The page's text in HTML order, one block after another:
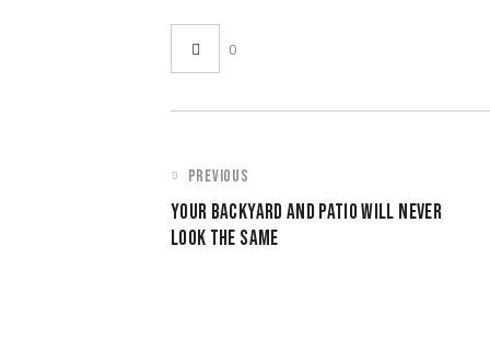
0
PREVIOUS
YOUR BACKYARD AND PATIO WILL NEVER
LOOK THE SAME